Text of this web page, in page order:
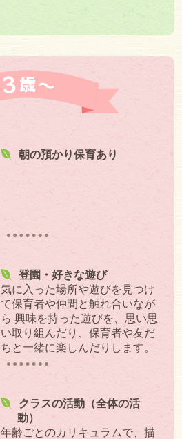
朝の預かり保育あり
登園・好きな遊び
気に入った場所や遊びを見つけ
て保育者や仲間と触れ合いなが
ら 興味を持った遊びを、思い思
い取り組んだり、保育者や友だ
ちと一緒に楽しんだりします。
クラスの活動（全体の活
動）
年齢ごとのカリキュラムで、描